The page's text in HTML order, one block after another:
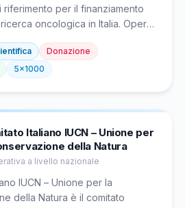
riferimento per il finanziamento
oncologica in Italia. Opera
borse di studio e
per ricercatori in
ed educazione rivolta alla
e agli operatori.
Donazione
5x1000
Italiano IUCN – Unione per
della Natura
a livello nazionale
IUCN – Unione per la
della Natura è il comitato